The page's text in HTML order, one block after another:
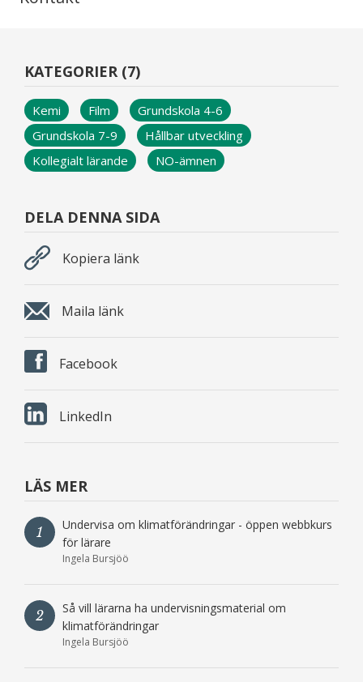
KATEGORIER (7)
Kemi Film
Grundskola 4-6
Grundskola 7-9
Hållbar utveckling
Kollegialt lärande
NO-ämnen
DELA DENNA SIDA
Kopiera länk
Maila länk
Facebook
LinkedIn
LÄS MER
1
Undervisa om klimatförändringar - öppen webbkurs
för lärare
Ingela Bursjöö
2
Så vill lärarna ha undervisningsmaterial om
klimatförändringar
Ingela Bursjöö